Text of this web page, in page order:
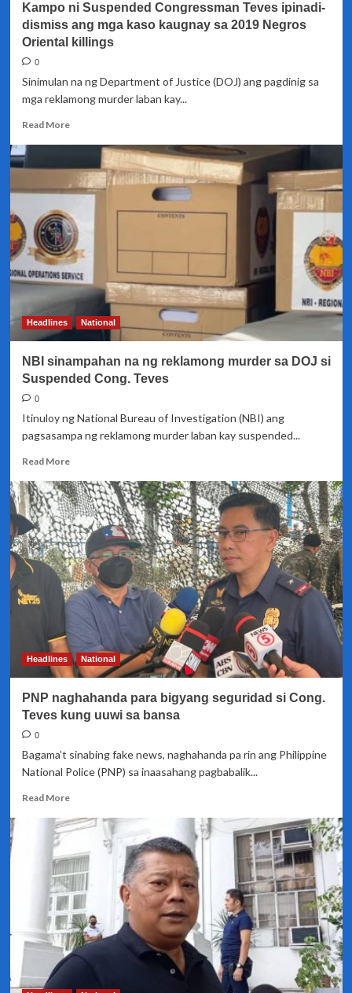
si
ex-
Cong.
Kampo ni Suspended Congressman Teves ipinadi-
dismiss ang mga kaso kaugnay sa 2019 Negros
Oriental killings
0
Sinimulan na ng Department of Justice (DOJ) ang pagdinig sa
mga reklamong murder laban kay...
Read MoreRead
Kampo
ni
Suspended
Congressman
Teves
ipinadi-
dismiss
ang
mga
kaso
kaugnay
sa
Negros
Oriental
Headlines National
NBI sinampahan na ng reklamong murder sa DOJ si
Suspended Cong. Teves
0
Itinuloy ng National Bureau of Investigation (NBI) ang
pagsasampa ng reklamong murder laban kay suspended...
Read MoreRead
about
NBI
sinampahan
na
ng
reklamong
murder
sa
DOJ
Suspended
Cong.
Teves
Headlines National
PNP naghahanda para bigyang seguridad si Cong.
Teves kung uuwi sa bansa
0
Bagama’t sinabing fake news, naghahanda pa rin ang Philippine
National Police (PNP) sa inaasahang pagbabalik...
Read MoreRead
about
naghahanda
para
bigyang
seguridad
si
Cong.
Teves
kung
sa